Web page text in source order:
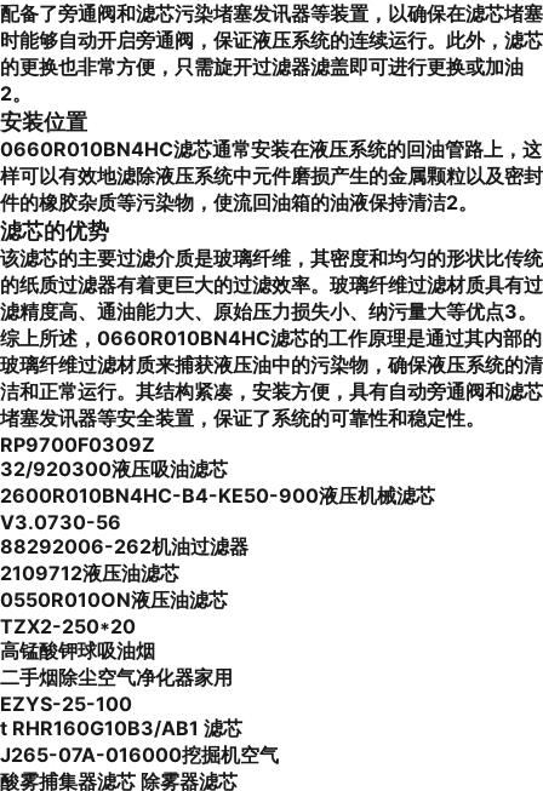
配备了旁通阀和滤芯污染堵塞发讯器等装置，以确保在滤芯堵塞
时能够自动开启旁通阀，保证液压系统的连续运行。此外，滤芯
的更换也非常方便，只需旋开过滤器滤盖即可进行更换或加油
2。
安装位置
0660R010BN4HC滤芯通常安装在液压系统的回油管路上，这
样可以有效地滤除液压系统中元件磨损产生的金属颗粒以及密封
件的橡胶杂质等污染物，使流回油箱的油液保持清洁2。
滤芯的优势
该滤芯的主要过滤介质是玻璃纤维，其密度和均匀的形状比传统
的纸质过滤器有着更巨大的过滤效率。玻璃纤维过滤材质具有过
滤精度高、通油能力大、原始压力损失小、纳污量大等优点3。
综上所述，0660R010BN4HC滤芯的工作原理是通过其内部的
玻璃纤维过滤材质来捕获液压油中的污染物，确保液压系统的清
洁和正常运行。其结构紧凑，安装方便，具有自动旁通阀和滤芯
堵塞发讯器等安全装置，保证了系统的可靠性和稳定性。
RP9700F0309Z
32/920300液压吸油滤芯
2600R010BN4HC-B4-KE50-900液压机械滤芯
V3.0730-56
88292006-262机油过滤器
2109712液压油滤芯
0550R010ON液压油滤芯
TZX2-250*20
高锰酸钾球吸油烟
二手烟除尘空气净化器家用
EZYS-25-100
t RHR160G10B3/AB1 滤芯
J265-07A-016000挖掘机空气
酸雾捕集器滤芯 除雾器滤芯